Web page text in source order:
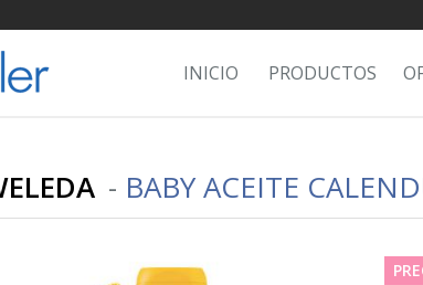
INICIO PRODUCTOS
- BABY ACEITE